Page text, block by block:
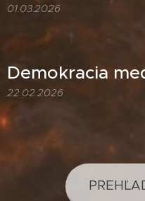
01.03.2026
Demokracia
22.02.2026